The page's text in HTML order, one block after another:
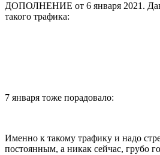
ДОПОЛНЕНИЕ от 6 января 2021.
такого трафика:
7 января тоже порадовало:
Именно к такому трафику и надо
постоянным, а никак сейчас, грубо